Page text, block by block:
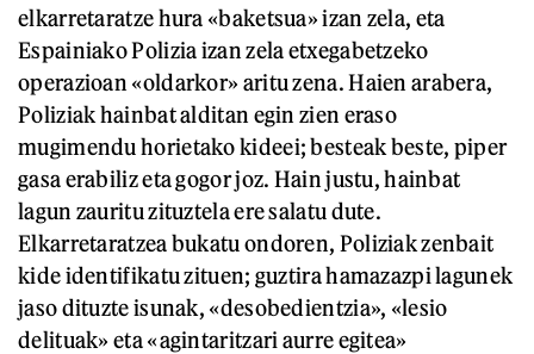
elkarretaratze hura «baketsua» izan zela, eta
Espainiako Polizia izan zela etxegabetzeko
operazioan «oldarkor» aritu zena. Haien arabera,
Poliziak hainbat alditan egin zien eraso
mugimendu horietako kideei; besteak beste, piper
gasa erabiliz eta gogor joz. Hain justu, hainbat
lagun zauritu zituztela ere salatu dute.
Elkarretaratzea bukatu ondoren, Poliziak zenbait
kide identifikatu zituen; guztira hamazazpi lagunek
jaso dituzte isunak, «desobedientzia», «lesio
delituak» eta «agintaritzari aurre egitea»